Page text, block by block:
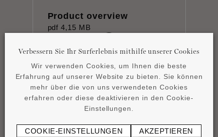
Product overview
pdf 4,15 MB
Datenblatt
0,83 MB
Verbessern Sie Ihr Surferlebnis mithilfe unserer Cookies
Wir verwenden Cookies, um Ihnen die beste
Erfahrung auf unserer Website zu bieten. Sie können
mehr über die von uns verwendeten Cookies
erfahren oder diese deaktivieren in den Cookie-
Einstellungen.
COOKIE-EINSTELLUNGEN
AKZEPTIEREN